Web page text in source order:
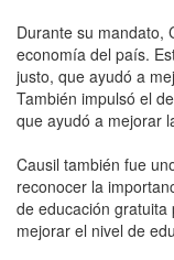
Durante su mandato,
economía del país.
justo, que ayudó a
También impulsó el
que ayudó a mejorar
Causil también fue
reconocer la
de educación
mejorar el nivel de